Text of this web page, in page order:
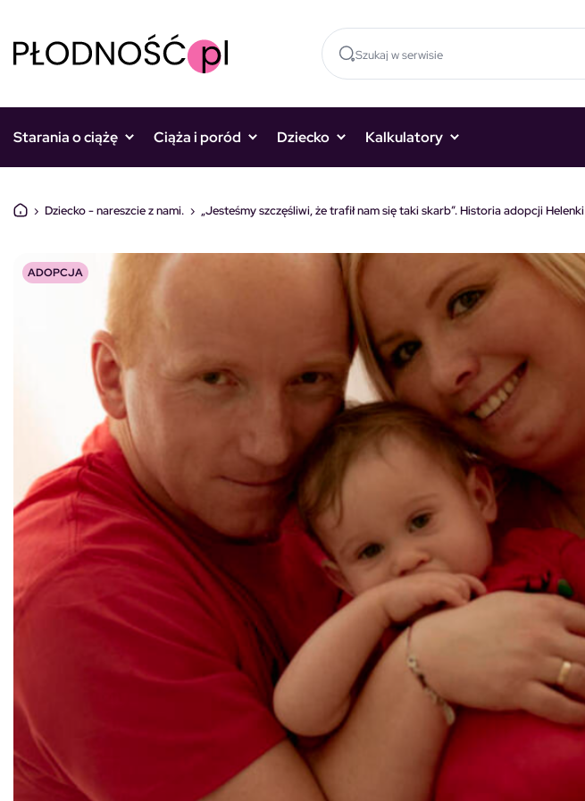
Starania o ciążę Ciąża i poród Dziecko Kalkulatory
› Dziecko - nareszcie z nami. › „Jesteśmy szczęśliwi, że trafił nam się taki skarb”. Historia adopcji Helenki
ADOPCJA